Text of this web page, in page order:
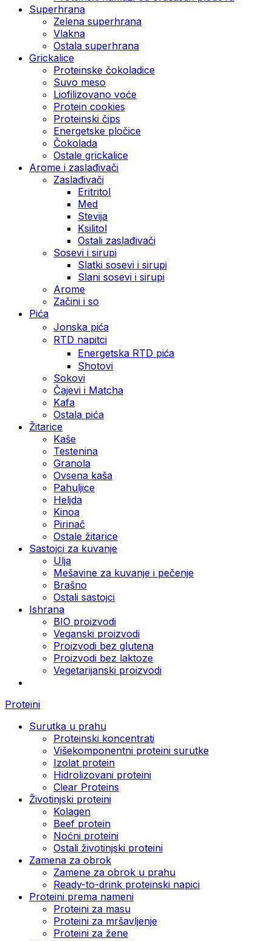
Superhrana
Zelena superhrana
Vlakna
Ostala superhrana
Grickalice
Proteinske čokoladice
Suvo meso
Liofilizovano voće
Protein cookies
Proteinski čips
Energetske pločice
Čokolada
Ostale grickalice
Arome i zaslađivači
Zaslađivači
Eritritol
Med
Stevija
Ksilitol
Ostali zaslađivači
Sosevi i sirupi
Slatki sosevi i sirupi
Slani sosevi i sirupi
Arome
Začini i so
Pića
Jonska pića
RTD napitci
Energetska RTD pića
Shotovi
Sokovi
Čajevi i Matcha
Kafa
Ostala pića
Žitarice
Kaše
Testenina
Granola
Ovsena kaša
Pahuljice
Heljda
Kinoa
Pirinač
Ostale žitarice
Sastojci za kuvanje
Ulja
Mešavine za kuvanje i pečenje
Brašno
Ostali sastojci
Ishrana
BIO proizvodi
Veganski proizvodi
Proizvodi bez glutena
Proizvodi bez laktoze
Vegetarijanski proizvodi
Proteini
Surutka u prahu
Proteinski koncentrati
Višekomponentni proteini surutke
Izolat protein
Hidrolizovani proteini
Clear Proteins
Životinjski proteini
Kolagen
Beef protein
Noćni proteini
Ostali životinjski proteini
Zamena za obrok
Zamene za obrok u prahu
Ready-to-drink proteinski napici
Proteini prema nameni
Proteini za masu
Proteini za mršavljenje
Proteini za žene